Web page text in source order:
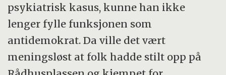
psykiatrisk kasus, kunne han ikke
lenger fylle funksjonen som
antidemokrat. Da ville det vært
meningsløst at folk hadde stilt opp på